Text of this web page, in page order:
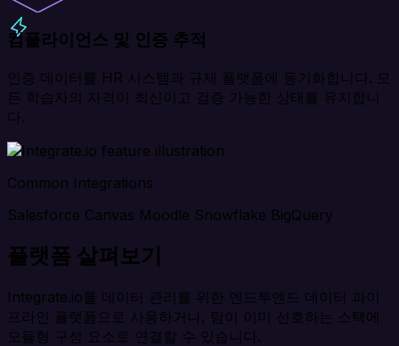
컴플라이언스 및 인증 추적
인증 데이터를 HR 시스템과 규제 플랫폼에 동기화합니다. 모
든 학습자의 자격이 최신이고 검증 가능한 상태를 유지합니
다.
Common Integrations
Salesforce Canvas Moodle Snowflake BigQuery
플랫폼 살펴보기
Integrate.io를 데이터 관리를 위한 엔드투엔드 데이터 파이
프라인 플랫폼으로 사용하거나, 팀이 이미 선호하는 스택에
모듈형 구성 요소로 연결할 수 있습니다.